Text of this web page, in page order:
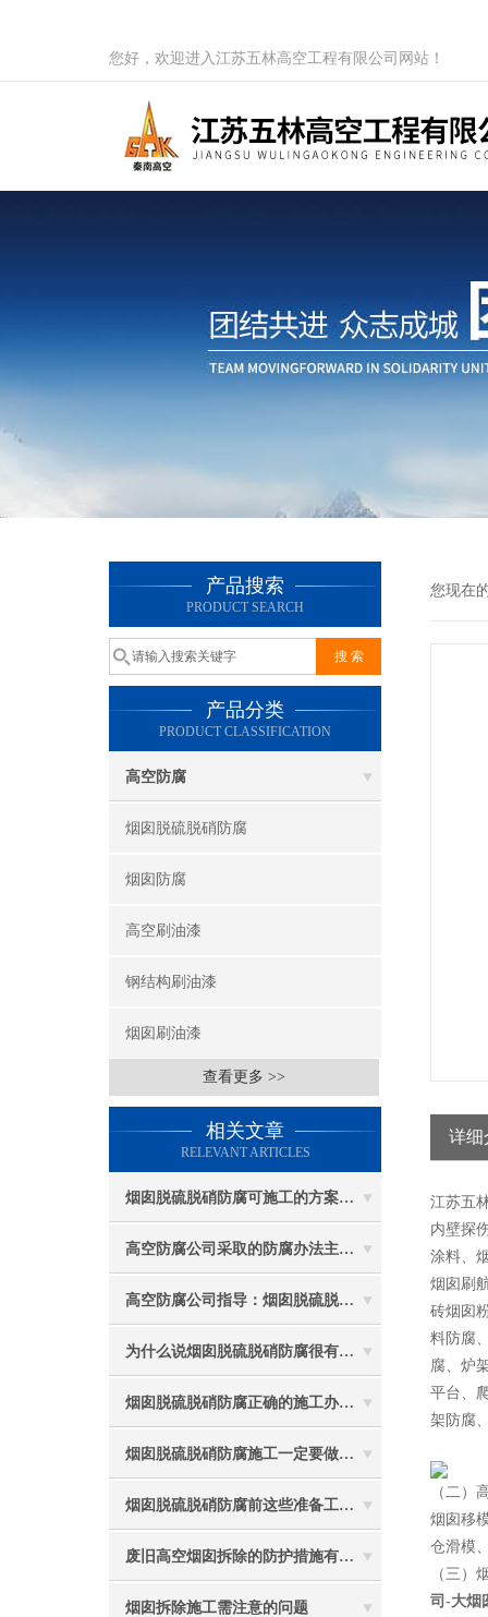
您好，欢迎进入江苏五林高空工程有限公司网站！
产品搜索
PRODUCT SEARCH
产品分类
PRODUCT CLASSIFICATION
高空防腐
烟囱脱硫脱硝防腐
烟囱防腐
高空刷油漆
钢结构刷油漆
烟囱刷油漆
查看更多 >>
相关文章
RELEVANT ARTICLES
烟囱脱硫脱硝防腐可施工的方案都有哪些？
高空防腐公司采取的防腐办法主要有哪些？
高空防腐公司指导：烟囱脱硫脱硝防腐施工要注意些什么？
为什么说烟囱脱硫脱硝防腐很有必要
烟囱脱硫脱硝防腐正确的施工办法由高空防腐公司说与你听
烟囱脱硫脱硝防腐施工一定要做好防护工作
烟囱脱硫脱硝防腐前这些准备工作要做到位
废旧高空烟囱拆除的防护措施有哪些？
烟囱拆除施工需注意的问题
您现在
详细
江苏五
内壁探
涂料、
烟囱刷
砖烟囱
料防腐
腐、炉
平台、
架防腐
（二）
烟囱移
仓滑模
（三）
司-大烟